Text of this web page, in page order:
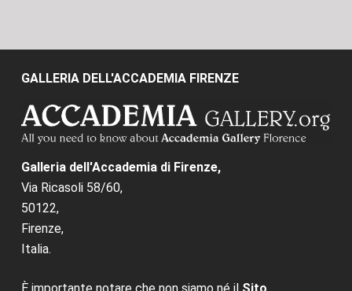
GALLERIA DELL'ACCADEMIA FIRENZE
Galleria dell'Accademia di Firenze,
Via Ricasoli 58/60,
50122,
Firenze,
Italia.
È importante notare che non siamo né il Sito